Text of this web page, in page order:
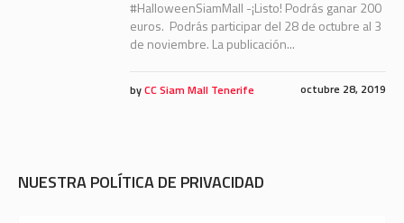
#HalloweenSiamMall -¡Listo! Podrás ganar 200
euros. Podrás participar del 28 de octubre al 3
de noviembre. La publicación...
octubre 28, 2019
byCC Siam Mall Tenerife
NUESTRA POLÍTICA DE PRIVACIDAD